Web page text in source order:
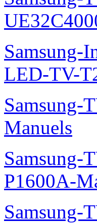
Samsung-
LED-TV-
Samsung-
Manuels
Samsung-
P1600A-
Samsung-